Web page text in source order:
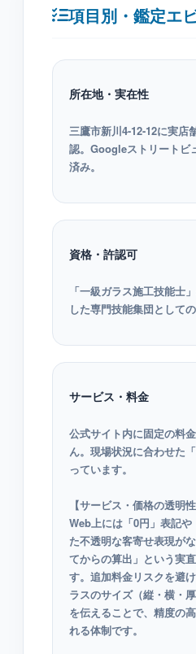
項目別・鑑定エ
所在地・実在性
三鷹市新川4-12-12に実店
認。Googleストリートビ
済み。
資格・許認可
「一級ガラス施工技能士
した専門技能集団として
サービス・料金
公式サイト内に固定の料
ん。現場状況に合わせた
っています。
【サービス・価格の透明性
Web上には「0円」表記
た不透明な客寄せ表現が
てからの算出」という実
す。追加料金リスクを避
ラスのサイズ（縦・横・
を伝えることで、精度の
れる体制です。